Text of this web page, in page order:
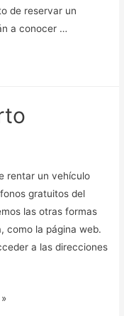
de reservar un
a conocer …
rentar un vehículo
gratuitos del
las otras formas
como la página web.
a las direcciones
»